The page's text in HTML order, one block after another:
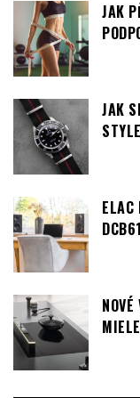
JAK
JAK
ELAC
DCB61
MIELE